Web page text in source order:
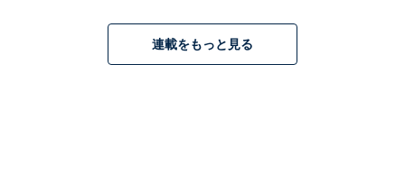
連載をもっと見る